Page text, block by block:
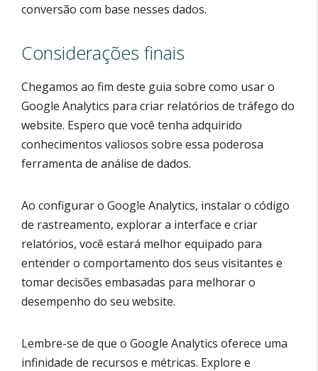
conversão com base nesses dados.
Considerações finais
Chegamos ao fim deste guia sobre como usar o
Google Analytics para criar relatórios de tráfego do
website. Espero que você tenha adquirido
conhecimentos valiosos sobre essa poderosa
ferramenta de análise de dados.
Ao configurar o Google Analytics, instalar o código
de rastreamento, explorar a interface e criar
relatórios, você estará melhor equipado para
entender o comportamento dos seus visitantes e
tomar decisões embasadas para melhorar o
desempenho do seu website.
Lembre-se de que o Google Analytics oferece uma
infinidade de recursos e métricas. Explore e